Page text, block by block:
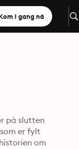
i gang nå
på slutten
er fylt
om